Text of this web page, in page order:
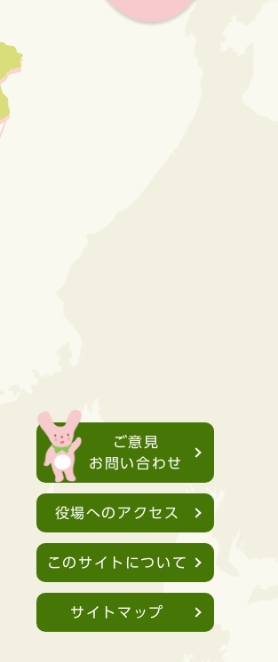
ご意見
お問い合わせ
役場へのアクセス
このサイトについて
サイトマップ